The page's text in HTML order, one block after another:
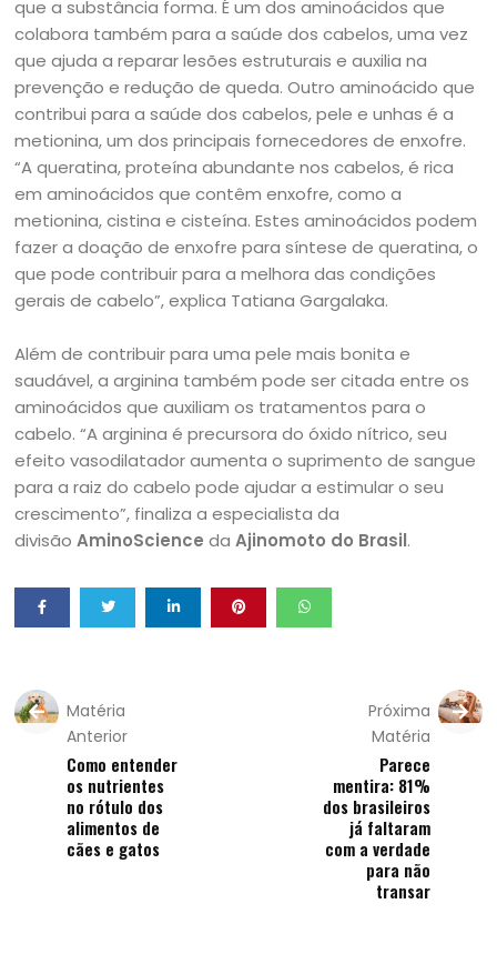
que a substância forma. É um dos aminoácidos que
colabora também para a saúde dos cabelos, uma vez
que ajuda a reparar lesões estruturais e auxilia na
prevenção e redução de queda. Outro aminoácido que
contribui para a saúde dos cabelos, pele e unhas é a
metionina, um dos principais fornecedores de enxofre.
“A queratina, proteína abundante nos cabelos, é rica
em aminoácidos que contêm enxofre, como a
metionina, cistina e cisteína. Estes aminoácidos podem
fazer a doação de enxofre para síntese de queratina, o
que pode contribuir para a melhora das condições
gerais de cabelo”, explica Tatiana Gargalaka.
Além de contribuir para uma pele mais bonita e
saudável, a arginina também pode ser citada entre os
aminoácidos que auxiliam os tratamentos para o
cabelo. “A arginina é precursora do óxido nítrico, seu
efeito vasodilatador aumenta o suprimento de sangue
para a raiz do cabelo pode ajudar a estimular o seu
crescimento”, finaliza a especialista da
divisãoAminoScience daAjinomoto do Brasil.
Matéria
Anterior
Como entender
os nutrientes
no rótulo dos
alimentos de
cães e gatos
Próxima
Matéria
Parece
mentira: 81%
dos brasileiros
já faltaram
com a verdade
para não
transar